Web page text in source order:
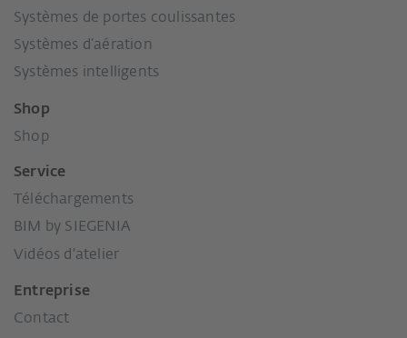
Systèmes de portes coulissantes
Systèmes d’aération
Systèmes intelligents
Shop
Shop
Service
Téléchargements
BIM by SIEGENIA
Vidéos d'atelier
Entreprise
Contact